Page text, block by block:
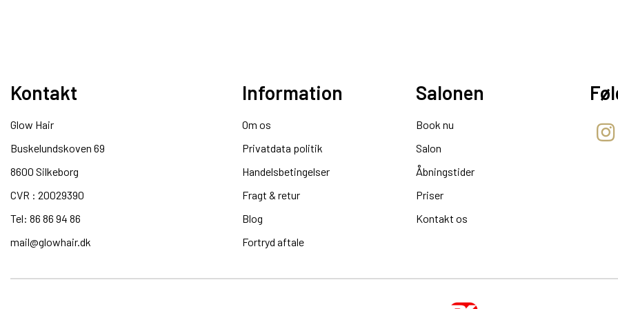
Kontakt
Glow Hair
Buskelundskoven 69
8600 Silkeborg​
CVR : 20029390​
Tel: 86 86 94 86
mail@glowhair.dk
Information
Om os
Privatdata politik
Handelsbetingelser
Fragt & retur
Blog
Fortryd aftale
Salonen
Book nu
Salon
Åbningstider
Priser
Kontakt os